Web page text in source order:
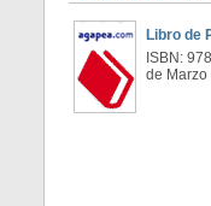
Libro de
ISBN:
de